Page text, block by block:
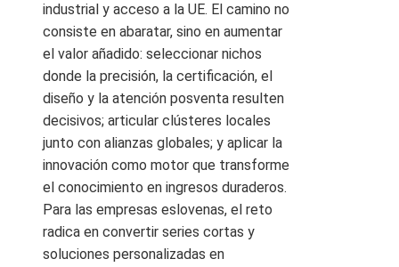
industrial y acceso a la UE. El camino no
consiste en abaratar, sino en aumentar
el valor añadido: seleccionar nichos
donde la precisión, la certificación, el
diseño y la atención posventa resulten
decisivos; articular clústeres locales
junto con alianzas globales; y aplicar la
innovación como motor que transforme
el conocimiento en ingresos duraderos.
Para las empresas eslovenas, el reto
radica en convertir series cortas y
soluciones personalizadas en